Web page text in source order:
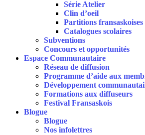
Série Atelier
Clin d’oeil
Partitions fransaskoises
Catalogues scolaires
Subventions
Concours et opportunités
Espace Communautaire
Réseau de diffusion
Programme d’aide aux
Développement
Formations aux diffuseurs
Festival Fransaskois
Blogue
Blogue
Nos infolettres